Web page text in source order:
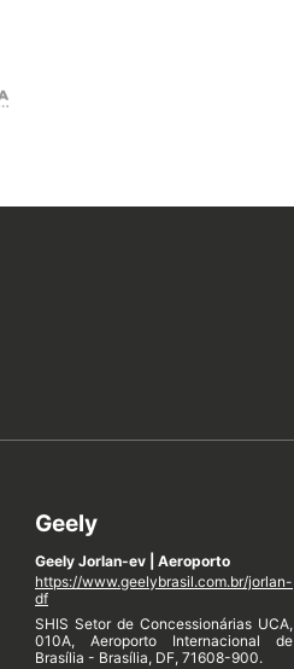
Geely
Geely Jorlan-ev | Aeroporto
https://www.geelybrasil.com.br/jorlan-
df
SHIS Setor de Concessionárias UCA,
010A, Aeroporto Internacional de
Brasília - Brasília, DF, 71608-900.